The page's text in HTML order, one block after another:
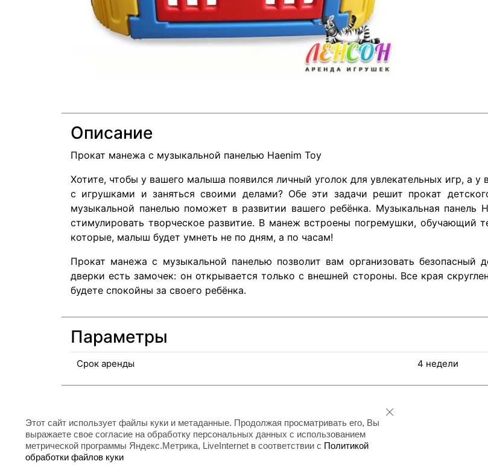
Описание
Прокат манежа с музыкальной панелью Haenim Toy
Хотите, чтобы у вашего малыша появился личный уголок для увлекательных игр, а
с игрушками и заняться своими делами? Обе эти задачи решит прокат
музыкальной панелью поможет в развитии вашего ребёнка. Музыкальная панель
стимулировать творческое развитие. В манеж встроены погремушки, обучающий
которые, малыш будет умнеть не по дням, а по часам!
Прокат манежа с музыкальной панелью позволит вам организовать
дверки есть замочек: он открывается только с внешней стороны. Все края
будете спокойны за своего ребёнка.
Параметры
Срок аренды 4 недели
Манеж с музыкальной панелью
1 000р.
Этот сайт использует файлы куки и метаданные. Продолжая просматривать его, Вы
выражаете свое согласие на обработку персональных данных с использованием
метрической программы Яндекс.Метрика, LiveInternet в соответствии с Политикой
обработки файлов куки